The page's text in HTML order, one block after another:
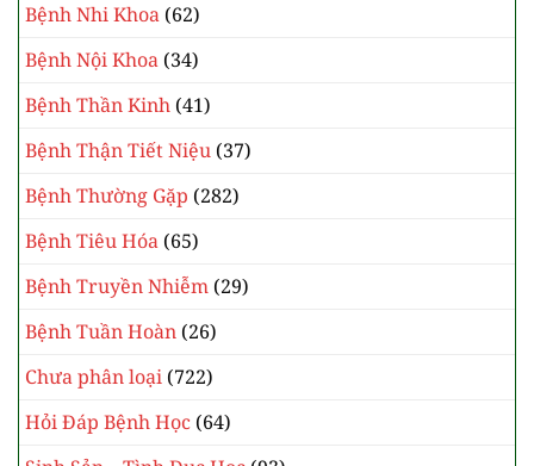
Bệnh Nhi Khoa (62)
Bệnh Nội Khoa (34)
Bệnh Thần Kinh (41)
Bệnh Thận Tiết Niệu (37)
Bệnh Thường Gặp (282)
Bệnh Tiêu Hóa (65)
Bệnh Truyền Nhiễm (29)
Bệnh Tuần Hoàn (26)
Chưa phân loại (722)
Hỏi Đáp Bệnh Học (64)